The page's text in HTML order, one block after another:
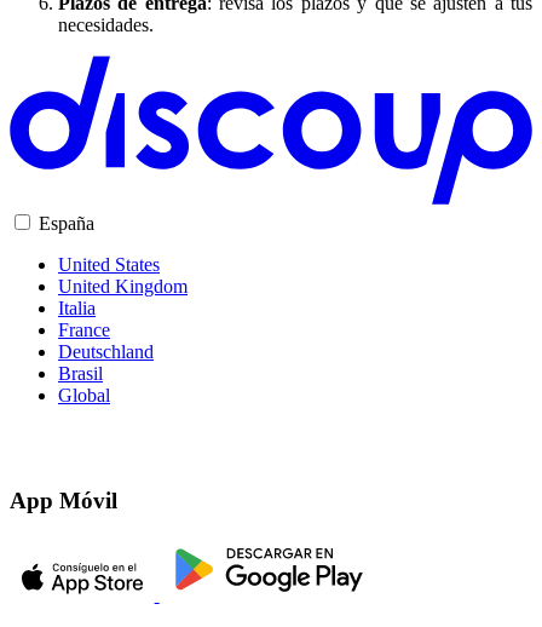
necesidades.
España
United States
United Kingdom
Italia
France
Deutschland
Brasil
Global
App Móvil